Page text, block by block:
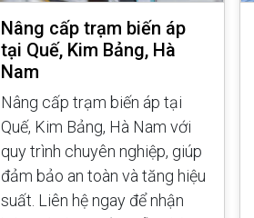
Nâng cấp trạm biến áp
tại Quế, Kim Bảng, Hà
Nam
Nâng cấp trạm biến áp tại
Quế, Kim Bảng, Hà Nam với
quy trình chuyên nghiệp, giúp
đảm bảo an toàn và tăng hiệu
suất. Liên hệ ngay để nhận